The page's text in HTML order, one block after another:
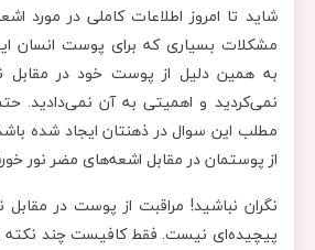
شاید تا امروز اطلاعات کاملی در مورد
مشکلات بسیاری که برای پوست انسان
به همین دلیل از پوست خود در مقابل
نمی‌کردید و اهمیتی به آن نمی‌دادید.
مطلب این سوال در ذهنتان ایجاد شده
از پوستمان در مقابل اشعه‌های مضر نور
نگران نباشید! مراقبت از پوست در مقابل
پیچیده‌ای نیست. فقط کافیست چند نکته